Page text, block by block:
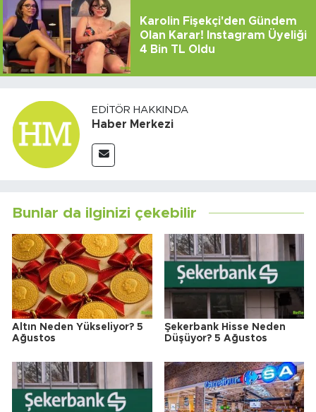
Karolin Fişekçi'den Gündem
Olan Karar! Instagram Üyeliği
4 Bin TL Oldu
EDITÖR HAKKINDA
Haber Merkezi
Bunlar da ilginizi çekebilir
Altın Neden Yükseliyor? 5
Ağustos
Şekerbank Hisse Neden
Düşüyor? 5 Ağustos